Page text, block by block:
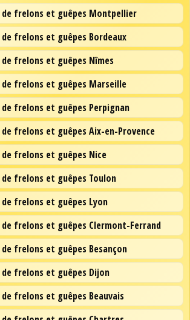
frelons et guêpes Montpellier
frelons et guêpes Bordeaux
frelons et guêpes Nîmes
frelons et guêpes Marseille
frelons et guêpes Perpignan
frelons et guêpes Aix-en-Provence
frelons et guêpes Nice
frelons et guêpes Toulon
frelons et guêpes Lyon
frelons et guêpes Clermont-Ferrand
frelons et guêpes Besançon
frelons et guêpes Dijon
frelons et guêpes Beauvais